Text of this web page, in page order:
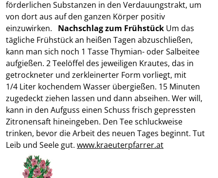
förderlichen Substanzen in den Verdauungstrakt, um
von dort aus auf den ganzen Körper positiv
einzuwirken. Nachschlag zum Frühstück Um das
tägliche Frühstück an heißen Tagen abzuschließen,
kann man sich noch 1 Tasse Thymian- oder Salbeitee
aufgießen. 2 Teelöffel des jeweiligen Krautes, das in
getrockneter und zerkleinerter Form vorliegt, mit
1/4 Liter kochendem Wasser übergießen. 15 Minuten
zugedeckt ziehen lassen und dann abseihen. Wer will,
kann in den Aufguss einen Schuss frisch gepressten
Zitronensaft hineingeben. Den Tee schluckweise
trinken, bevor die Arbeit des neuen Tages beginnt. Tut
Leib und Seele gut. www.kraeuterpfarrer.at